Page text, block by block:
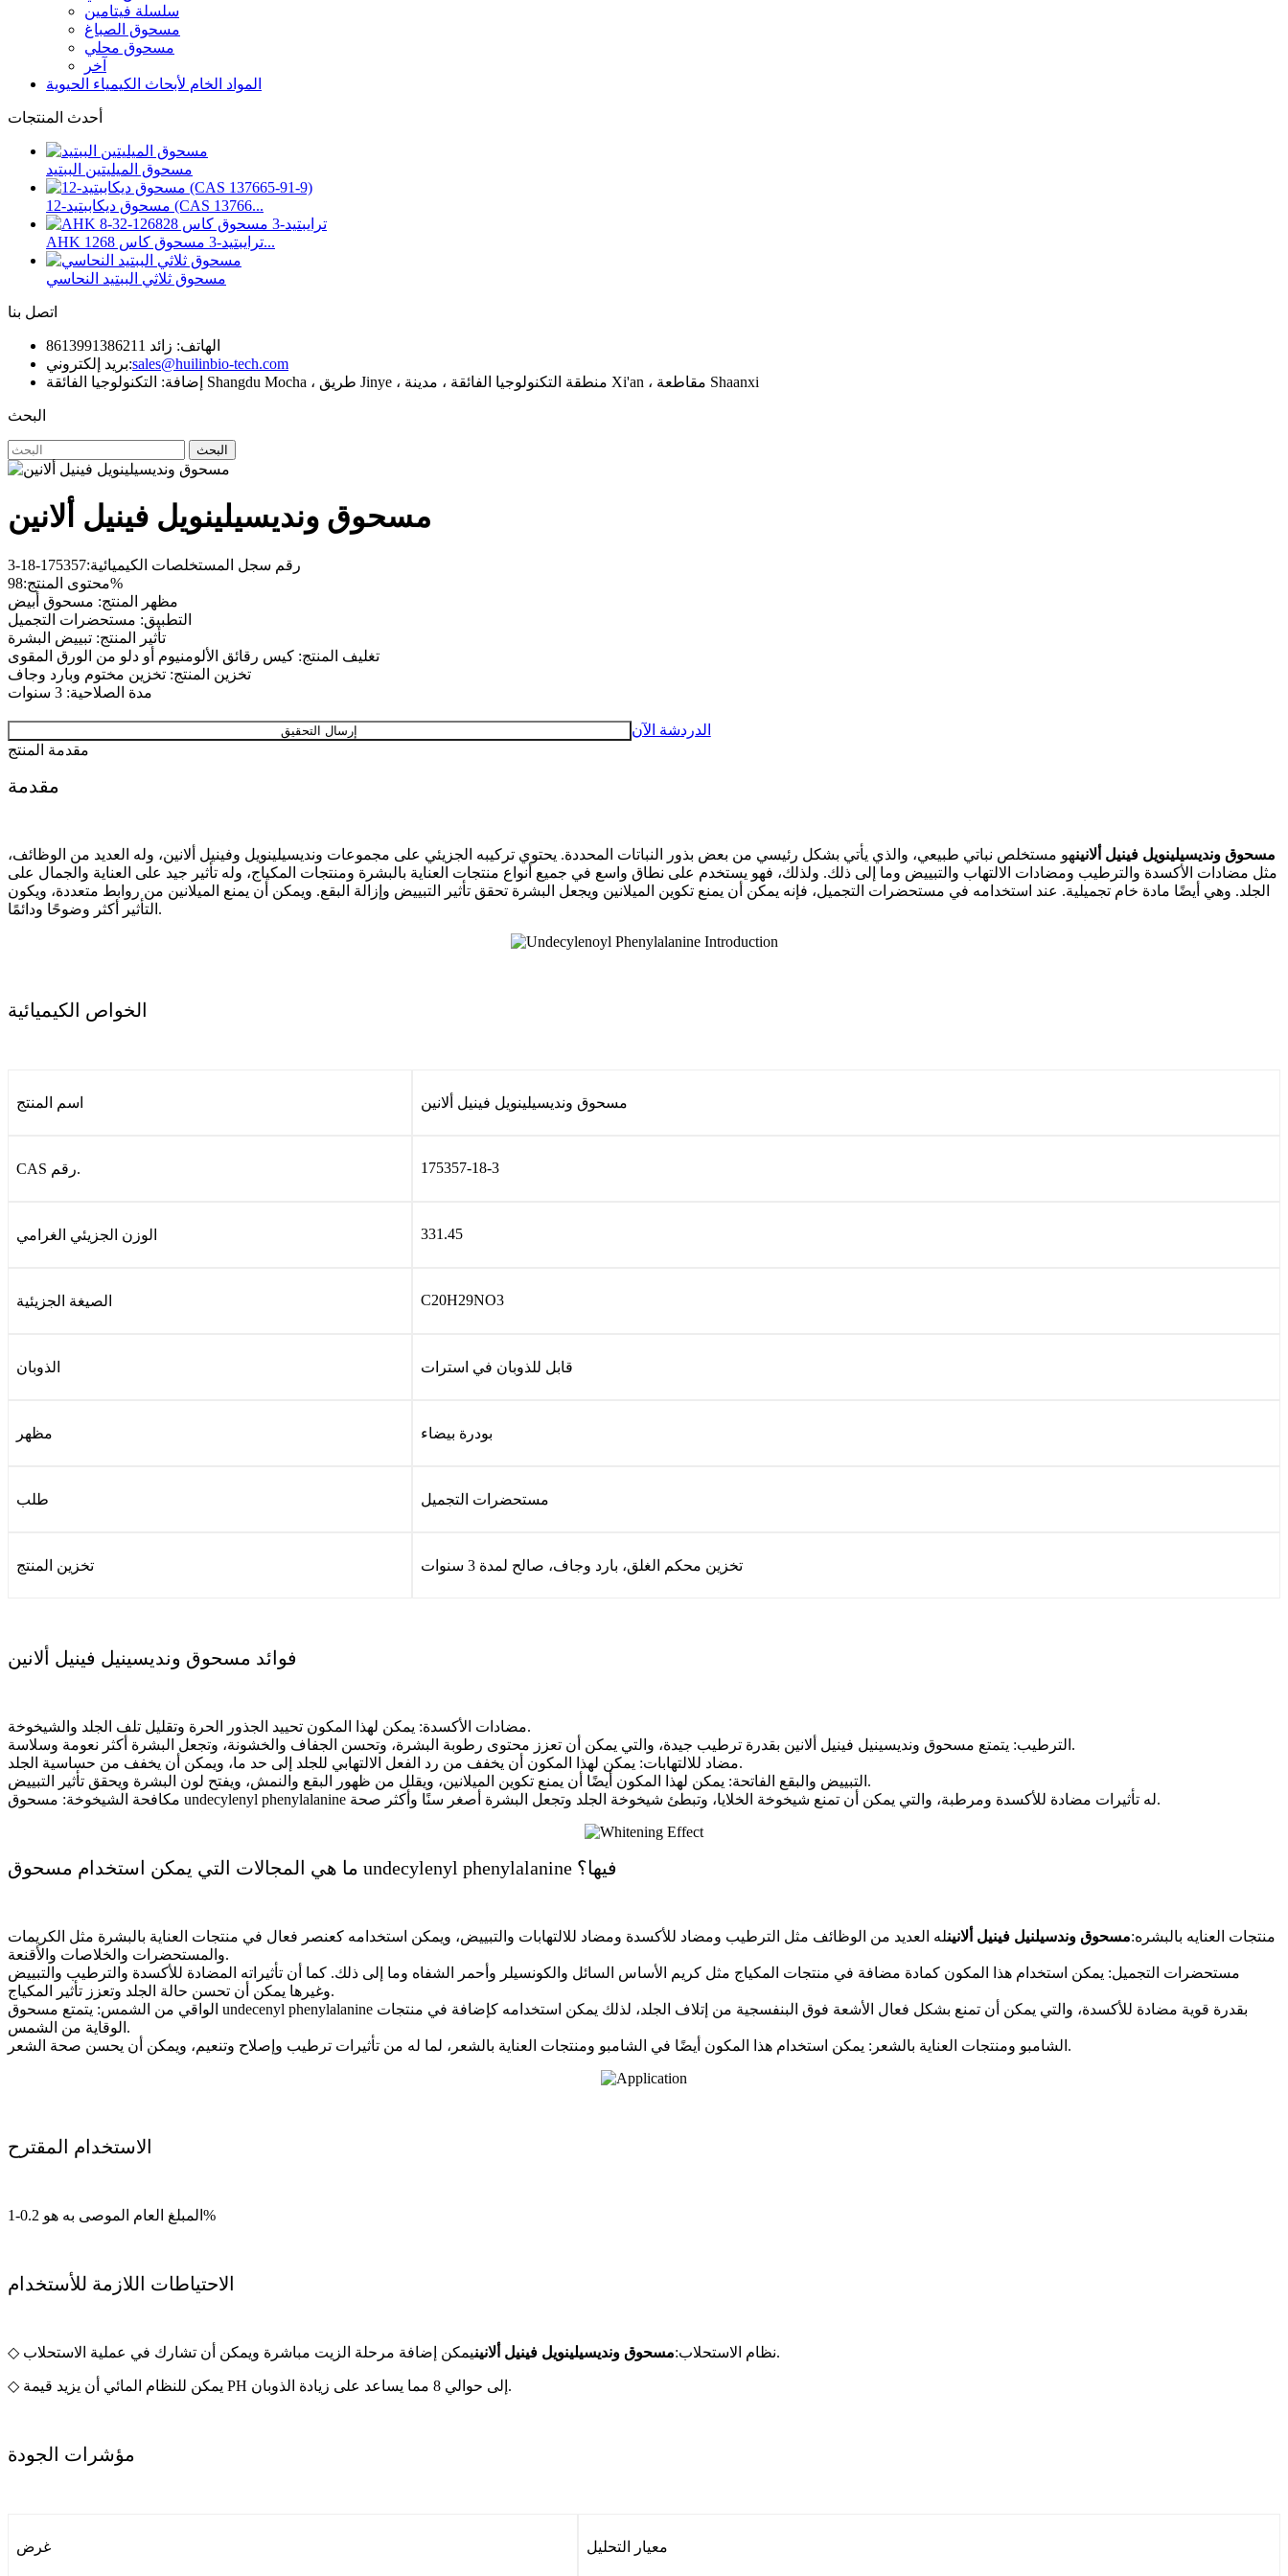
سلسلة فيتامين
مسحوق الصباغ
مسحوق محلي
آخر
المواد الخام لأبحاث الكيمياء الحيوية
أحدث المنتجات
مسحوق الميليتين الببتيد
مسحوق ديكاببتيد-12 (CAS 13766...
AHK ترايبتيد-3 مسحوق كاس 1268...
مسحوق ثلاثي الببتيد النحاسي
اتصل بنا
الهاتف: زائد 8613991386211
بريد إلكتروني:sales@huilinbio-tech.com
إضافة: التكنولوجيا الفائقة Shangdu Mocha ، طريق Jinye ، منطقة التكنولوجيا الفائقة ، مدينة Xi'an ، مقاطعة Shaanxi
البحث
البحث
مسحوق ونديسيلينويل فينيل ألانين
رقم سجل المستخلصات الكيميائية:175357-18-3
محتوى المنتج:98%
مظهر المنتج: مسحوق أبيض
التطبيق: مستحضرات التجميل
تأثير المنتج: تبييض البشرة
تغليف المنتج: كيس رقائق الألومنيوم أو دلو من الورق المقوى
تخزين المنتج: تخزين مختوم وبارد وجاف
مدة الصلاحية: 3 سنوات
إرسال التحقيق
الدردشة الآن
مقدمة المنتج
مقدمة
مسحوق ونديسيلينويل فينيل ألانينهو مستخلص نباتي طبيعي، والذي يأتي بشكل رئيسي من بعض بذور النباتات المحددة. يحتوي تركيبه الجزيئي على مجموعات ونديسيلينويل وفينيل ألانين، وله العديد من الوظائف،
مثل مضادات الأكسدة والترطيب ومضادات الالتهاب والتبييض وما إلى ذلك. ولذلك، فهو يستخدم على نطاق واسع في جميع أنواع منتجات العناية بالبشرة ومنتجات المكياج، وله تأثير جيد على العناية والجمال على
الجلد. وهي أيضًا مادة خام تجميلية. عند استخدامه في مستحضرات التجميل، فإنه يمكن أن يمنع تكوين الميلانين ويجعل البشرة تحقق تأثير التبييض وإزالة البقع. ويمكن أن يمنع الميلانين من روابط متعددة، ويكون
التأثير أكثر وضوحًا ودائمًا.
الخواص الكيميائية
اسم المنتج مسحوق ونديسيلينويل فينيل ألانين
CAS رقم. 175357-18-3
الوزن الجزيئي الغرامي 331.45
الصيغة الجزيئية C20H29NO3
الذوبان قابل للذوبان في استرات
مظهر بودرة بيضاء
طلب مستحضرات التجميل
تخزين المنتج تخزين محكم الغلق، بارد وجاف، صالح لمدة 3 سنوات
فوائد مسحوق ونديسينيل فينيل ألانين
مضادات الأكسدة: يمكن لهذا المكون تحييد الجذور الحرة وتقليل تلف الجلد والشيخوخة.
الترطيب: يتمتع مسحوق ونديسينيل فينيل ألانين بقدرة ترطيب جيدة، والتي يمكن أن تعزز محتوى رطوبة البشرة، وتحسن الجفاف والخشونة، وتجعل البشرة أكثر نعومة وسلاسة.
مضاد للالتهابات: يمكن لهذا المكون أن يخفف من رد الفعل الالتهابي للجلد إلى حد ما، ويمكن أن يخفف من حساسية الجلد.
التبييض والبقع الفاتحة: يمكن لهذا المكون أيضًا أن يمنع تكوين الميلانين، ويقلل من ظهور البقع والنمش، ويفتح لون البشرة ويحقق تأثير التبييض.
مكافحة الشيخوخة: مسحوق undecylenyl phenylalanine له تأثيرات مضادة للأكسدة ومرطبة، والتي يمكن أن تمنع شيخوخة الخلايا، وتبطئ شيخوخة الجلد وتجعل البشرة أصغر سنًا وأكثر صحة.
ما هي المجالات التي يمكن استخدام مسحوق undecylenyl phenylalanine فيها؟
منتجات العنايه بالبشره:مسحوق وندسيلنيل فينيل ألانينله العديد من الوظائف مثل الترطيب ومضاد للأكسدة ومضاد للالتهابات والتبييض، ويمكن استخدامه كعنصر فعال في منتجات العناية بالبشرة مثل الكريمات
والمستحضرات والخلاصات والأقنعة.
مستحضرات التجميل: يمكن استخدام هذا المكون كمادة مضافة في منتجات المكياج مثل كريم الأساس السائل والكونسيلر وأحمر الشفاه وما إلى ذلك. كما أن تأثيراته المضادة للأكسدة والترطيب والتبييض
وغيرها يمكن أن تحسن حالة الجلد وتعزز تأثير المكياج.
الواقي من الشمس: يتمتع مسحوق undecenyl phenylalanine بقدرة قوية مضادة للأكسدة، والتي يمكن أن تمنع بشكل فعال الأشعة فوق البنفسجية من إتلاف الجلد، لذلك يمكن استخدامه كإضافة في منتجات
الوقاية من الشمس.
الشامبو ومنتجات العناية بالشعر: يمكن استخدام هذا المكون أيضًا في الشامبو ومنتجات العناية بالشعر، لما له من تأثيرات ترطيب وإصلاح وتنعيم، ويمكن أن يحسن صحة الشعر.
الاستخدام المقترح
المبلغ العام الموصى به هو 0.2-1%
الاحتياطات اللازمة للأستخدام
◇ نظام الاستحلاب:مسحوق ونديسيلينويل فينيل ألانين يمكن إضافة مرحلة الزيت مباشرة ويمكن أن تشارك في عملية الاستحلاب.
◇ يمكن للنظام المائي أن يزيد قيمة PH إلى حوالي 8 مما يساعد على زيادة الذوبان.
مؤشرات الجودة
غرض معيار التحليل